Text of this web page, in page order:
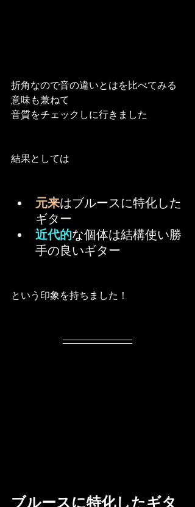
折角なので音の違いとはを比べてみる
意味も兼ねて
音質をチェックしに行きました
結果としては
元来はブルースに特化した
ギター
近代的な個体は結構使い勝
手の良いギター
という印象を持ちました！
ブルースに特化したギタ